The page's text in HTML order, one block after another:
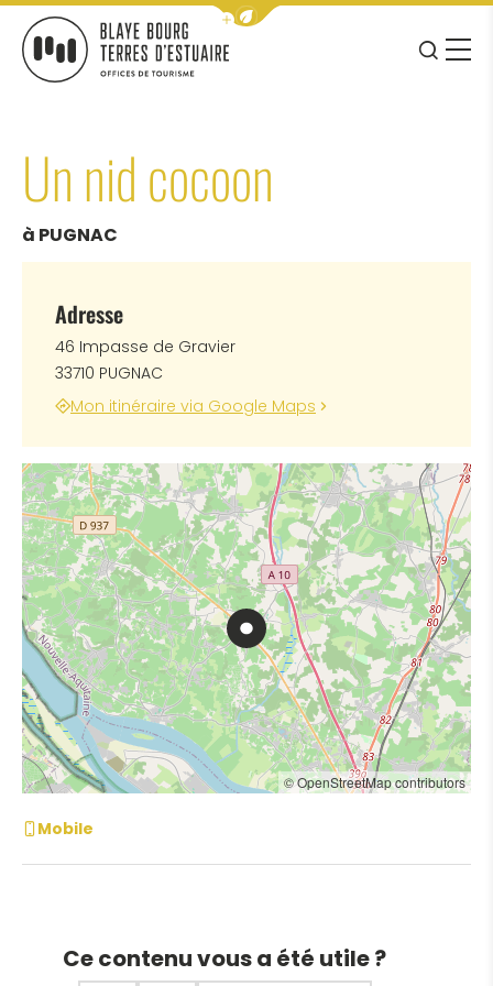
Afficher la barre de navigation
JE
MENU
Un nid cocoon
à PUGNAC
Adresse
46 Impasse de Gravier
33710 PUGNAC
Mon itinéraire via Google Maps
© OpenStreetMap contributors
Mobile
Ce contenu vous a été utile ?